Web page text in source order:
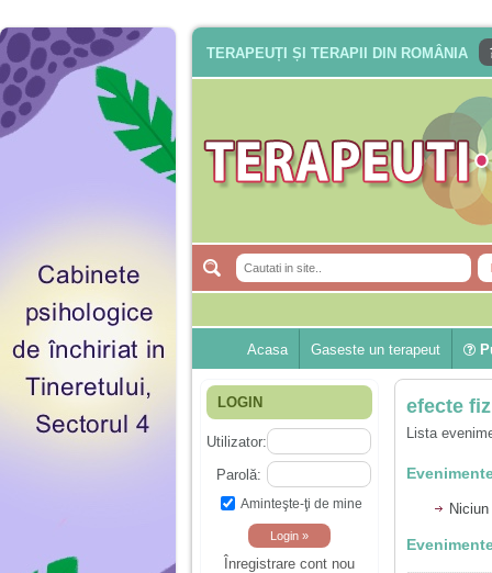
TERAPEUȚI ȘI TERAPII DIN ROMÂNIA
Acasa Gaseste un terapeut
LOGIN
Utilizator:
Parolă:
Aminteşte-ţi de mine
Înregistrare cont nou
efecte
Lista